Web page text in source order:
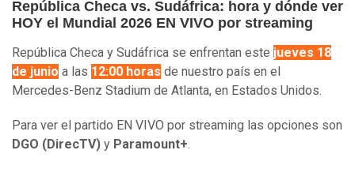
República Checa vs. Sudáfrica: hora y dónde ver
HOY el Mundial 2026 EN VIVO por streaming
República Checa y Sudáfrica se enfrentan este jueves 18
de junio a las 12:00 horas de nuestro país en el
Mercedes-Benz Stadium de Atlanta, en Estados Unidos.
Para ver el partido EN VIVO por streaming las opciones son
DGO (DirecTV) y Paramount+.